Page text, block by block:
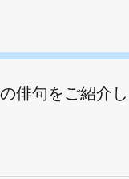
俳句をご紹介し